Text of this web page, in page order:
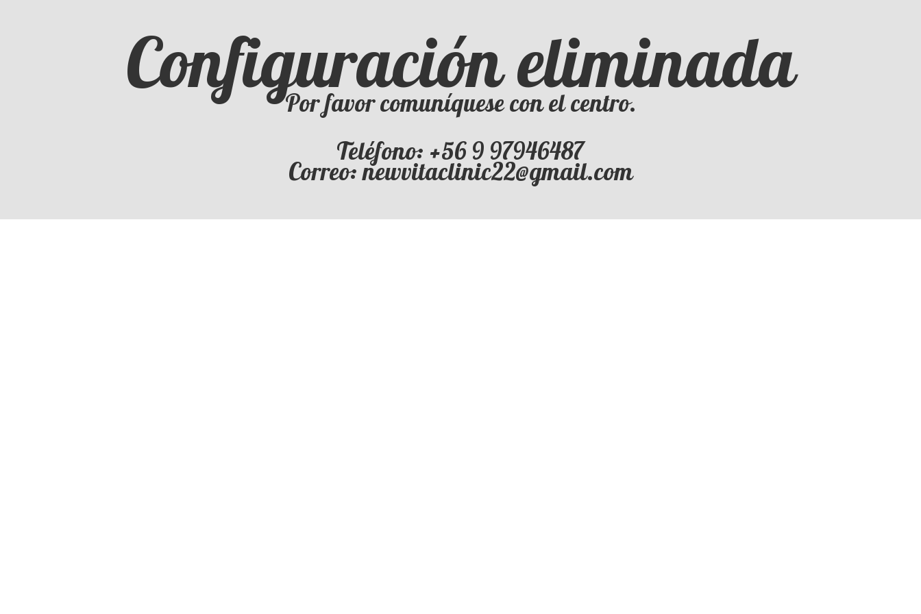
Configuración eliminada
Por favor comuníquese con el centro.
Teléfono: +56 9 97946487
Correo: newvitaclinic22@gmail.com